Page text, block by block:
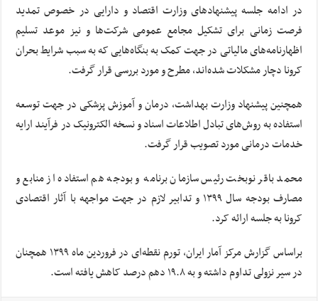
در ادامه جلسه پیشنهادهای وزارت اقتصاد و دارایی در خصوص تمدید
فرصت زمانی برای تشکیل مجامع عمومی شرکت‌ها و نیز موعد تسلیم
اظهارنامه‌های مالیاتی در جهت کمک به بنگاه‌هایی که به سبب شرایط بحران
کرونا دچار مشکلات شده‌اند، مطرح و مورد بررسی قرار گرفت.
همچنین پیشنهاد وزارت بهداشت، درمان و آموزش پزشکی در جهت توسعه
استفاده به روش‌های تبادل اطلاعات اسناد و نسخه الکترونیک در فرآیند ارایه
خدمات درمانی مورد تصویب قرار گرفت.
محمد باقر نوبخت رئیس سازمان برنامه و بودجه هم استفاده از منابع و
مصارف بودجه سال ۱۳۹۹ و تدابیر لازم در جهت مواجهه با آثار اقتصادی
کرونا به جلسه ارائه کرد.
براساس گزارش مرکز آمار ایران، تورم نقطه‌ای در فروردین ماه ۱۳۹۹ همچنان
در سیر نزولی تداوم داشته و به ۱۹.۸ دهم درصد کاهش یافته است.